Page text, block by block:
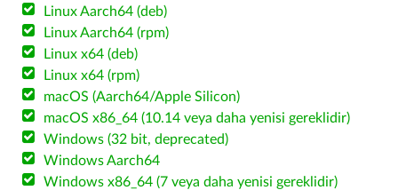
Linux Aarch64 (deb)
Linux Aarch64 (rpm)
Linux x64 (deb)
Linux x64 (rpm)
macOS (Aarch64/Apple Silicon)
macOS x86_64 (10.14 veya daha yenisi gereklidir)
Windows (32 bit, deprecated)
Windows Aarch64
Windows x86_64 (7 veya daha yenisi gereklidir)